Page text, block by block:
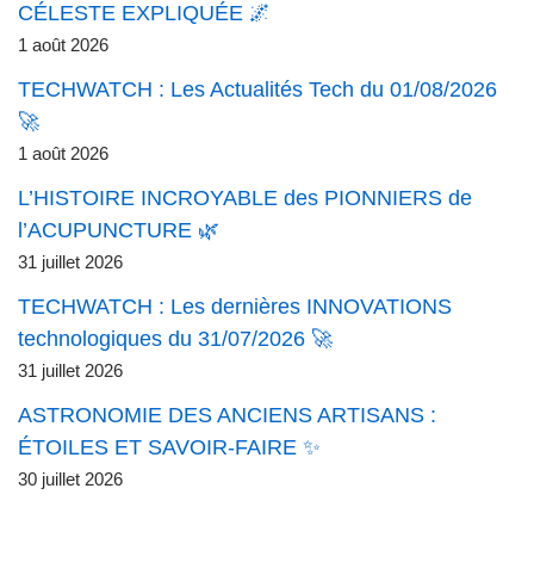
CÉLESTE EXPLIQUÉE 🌌
1 août 2026
TECHWATCH : Les Actualités Tech du 01/08/2026
🚀
1 août 2026
L’HISTOIRE INCROYABLE des PIONNIERS de
l’ACUPUNCTURE 🌿
31 juillet 2026
TECHWATCH : Les dernières INNOVATIONS
technologiques du 31/07/2026 🚀
31 juillet 2026
ASTRONOMIE DES ANCIENS ARTISANS :
ÉTOILES ET SAVOIR-FAIRE ✨
30 juillet 2026